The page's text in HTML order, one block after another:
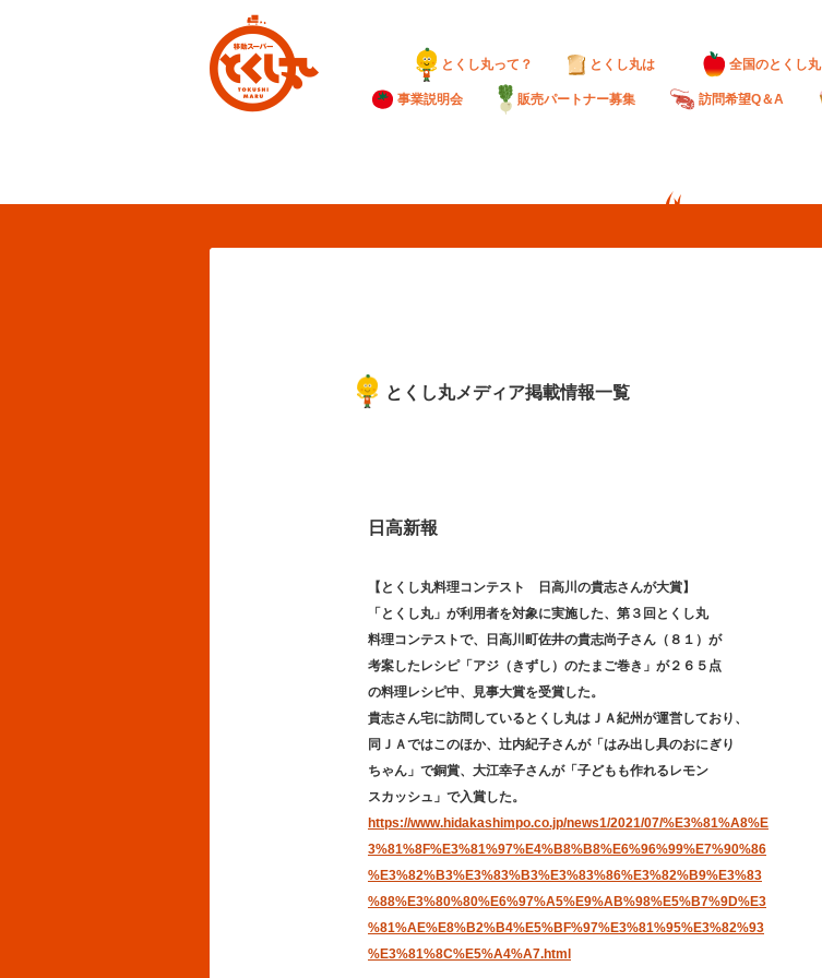
とくし丸って？ とくし丸は 全国のとくし丸
事業説明会 販売パートナー募集 訪問希望Q＆A
とくし丸メディア掲載情報一覧
日高新報
【とくし丸料理コンテスト 日高川の貴志さんが大賞】
「とくし丸」が利用者を対象に実施した、第３回とくし丸
料理コンテストで、日高川町佐井の貴志尚子さん（８１）が
考案したレシピ「アジ（きずし）のたまご巻き」が２６５点
の料理レシピ中、見事大賞を受賞した。
貴志さん宅に訪問しているとくし丸はＪＡ紀州が運営しており、
同ＪＡではこのほか、辻内紀子さんが「はみ出し具のおにぎり
ちゃん」で銅賞、大江幸子さんが「子どもも作れるレモン
スカッシュ」で入賞した。
https://www.hidakashimpo.co.jp/news1/2021/07/%E3%81%A8%E
3%81%8F%E3%81%97%E4%B8%B8%E6%96%99%E7%90%86
%E3%82%B3%E3%83%B3%E3%83%86%E3%82%B9%E3%83
%88%E3%80%80%E6%97%A5%E9%AB%98%E5%B7%9D%E3
%81%AE%E8%B2%B4%E5%BF%97%E3%81%95%E3%82%93
%E3%81%8C%E5%A4%A7.html